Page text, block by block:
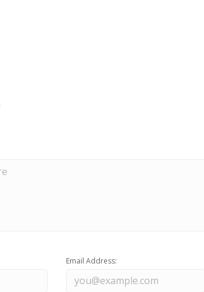
Email Address: